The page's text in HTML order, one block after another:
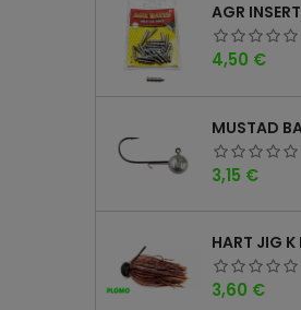
Precio
4,50 €
Precio
3,15 €
Precio
3,60 €